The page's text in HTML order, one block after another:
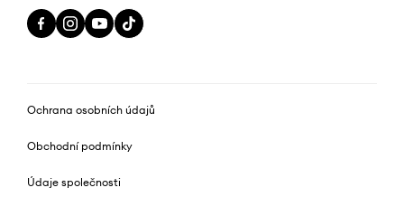
Ochrana osobních údajů
Obchodní podmínky
Údaje společnosti